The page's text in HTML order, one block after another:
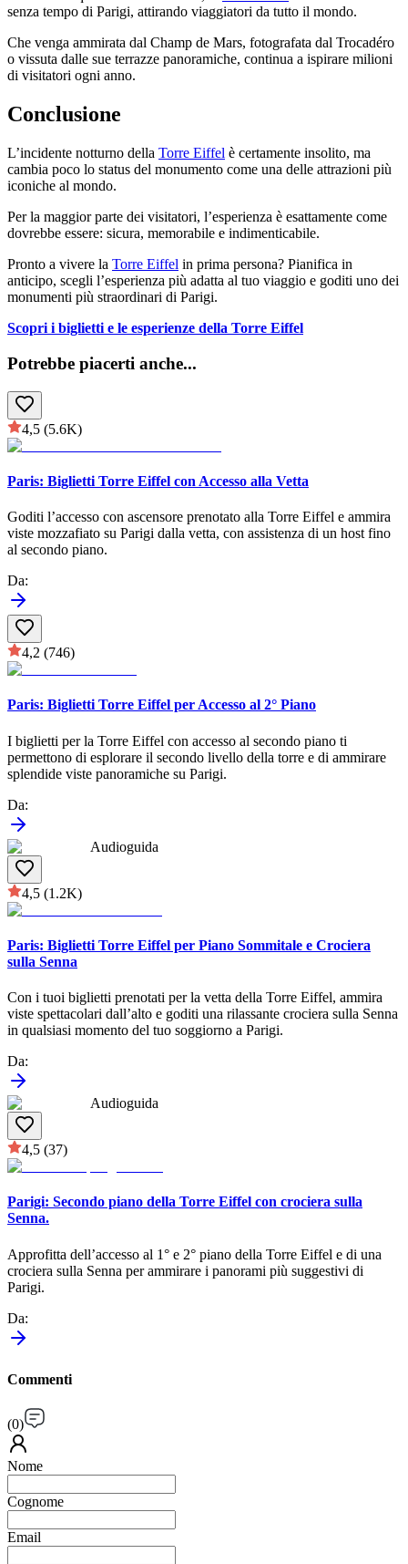
senza tempo di Parigi, attirando viaggiatori da tutto il mondo.
Che venga ammirata dal Champ de Mars, fotografata dal Trocadéro
o vissuta dalle sue terrazze panoramiche, continua a ispirare milioni
di visitatori ogni anno.
Conclusione
L’incidente notturno della Torre Eiffel è certamente insolito, ma
cambia poco lo status del monumento come una delle attrazioni più
iconiche al mondo.
Per la maggior parte dei visitatori, l’esperienza è esattamente come
dovrebbe essere: sicura, memorabile e indimenticabile.
Pronto a vivere la Torre Eiffel in prima persona? Pianifica in
anticipo, scegli l’esperienza più adatta al tuo viaggio e goditi uno dei
monumenti più straordinari di Parigi.
Scopri i biglietti e le esperienze della Torre Eiffel
Potrebbe piacerti anche...
4,5 (5.6K)
Paris: Biglietti Torre Eiffel con Accesso alla Vetta
Goditi l’accesso con ascensore prenotato alla Torre Eiffel e ammira
viste mozzafiato su Parigi dalla vetta, con assistenza di un host fino
al secondo piano.
Da:
4,2 (746)
Paris: Biglietti Torre Eiffel per Accesso al 2° Piano
I biglietti per la Torre Eiffel con accesso al secondo piano ti
permettono di esplorare il secondo livello della torre e di ammirare
splendide viste panoramiche su Parigi.
Da:
Audioguida
4,5 (1.2K)
Paris: Biglietti Torre Eiffel per Piano Sommitale e Crociera
sulla Senna
Con i tuoi biglietti prenotati per la vetta della Torre Eiffel, ammira
viste spettacolari dall’alto e goditi una rilassante crociera sulla Senna
in qualsiasi momento del tuo soggiorno a Parigi.
Da:
Audioguida
4,5 (37)
Parigi: Secondo piano della Torre Eiffel con crociera sulla
Senna.
Approfitta dell’accesso al 1° e 2° piano della Torre Eiffel e di una
crociera sulla Senna per ammirare i panorami più suggestivi di
Parigi.
Da:
Commenti
(0)
Nome
Cognome
Email